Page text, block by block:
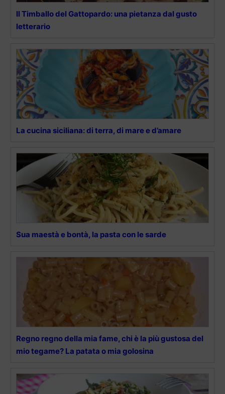
Il Timballo del Gattopardo: una pietanza dal gusto
letterario
La cucina siciliana: di terra, di mare e d’amare
Sua maestà e bontà, la pasta con le sarde
Regno regno della mia fame, chi è la più gustosa del
mio tegame? La patata o mia golosina